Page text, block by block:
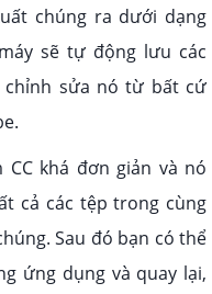
chúng ra dưới dạng
sẽ tự động lưu các
sửa nó từ bất cứ
khá đơn giản và nó
cả các tệp trong cùng
Sau đó bạn có thể
ứng dụng và quay lại,